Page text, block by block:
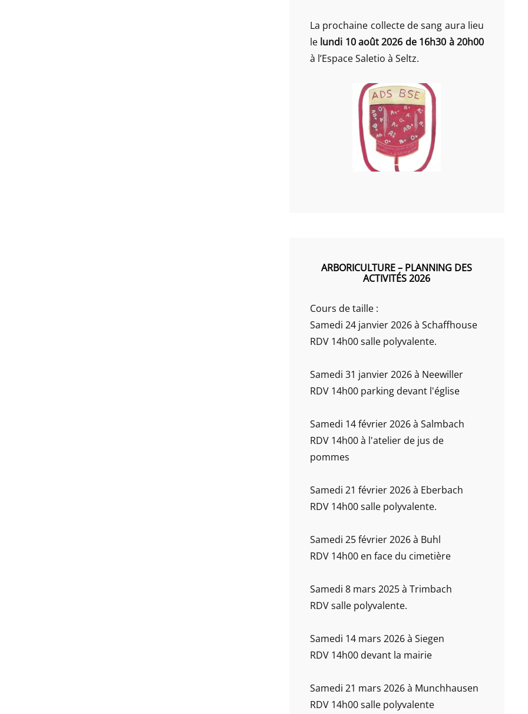
La prochaine collecte de sang aura lieu
le lundi 10 août 2026 de 16h30 à 20h00
à l’Espace Saletio à Seltz.
ARBORICULTURE – PLANNING DES
ACTIVITÉS 2026
Cours de taille :
Samedi 24 janvier 2026 à Schaffhouse
RDV 14h00 salle polyvalente.
Samedi 31 janvier 2026 à Neewiller
RDV 14h00 parking devant l'église
Samedi 14 février 2026 à Salmbach
RDV 14h00 à l'atelier de jus de
pommes
Samedi 21 février 2026 à Eberbach
RDV 14h00 salle polyvalente.
Samedi 25 février 2026 à Buhl
RDV 14h00 en face du cimetière
Samedi 8 mars 2025 à Trimbach
RDV salle polyvalente.
Samedi 14 mars 2026 à Siegen
RDV 14h00 devant la mairie
Samedi 21 mars 2026 à Munchhausen
RDV 14h00 salle polyvalente